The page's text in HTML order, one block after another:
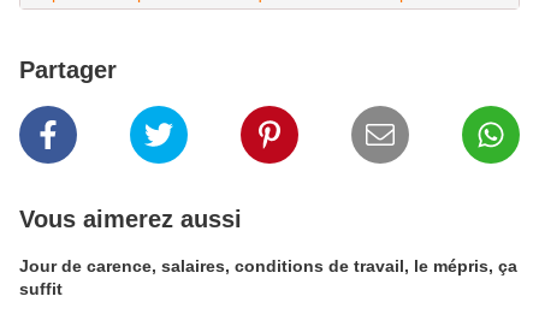
Partager
Vous aimerez aussi
Jour de carence, salaires, conditions de travail, le mépris, ça
suffit